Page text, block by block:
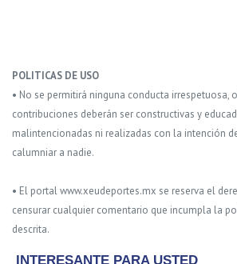
POLITICAS DE USO
• No se permitirá ninguna conducta irrespetuosa,
contribuciones deberán ser constructivas y
malintencionadas ni realizadas con la intención
calumniar a nadie.
• El portal www.xeudeportes.mx se reserva el
censurar cualquier comentario que incumpla la
descrita.